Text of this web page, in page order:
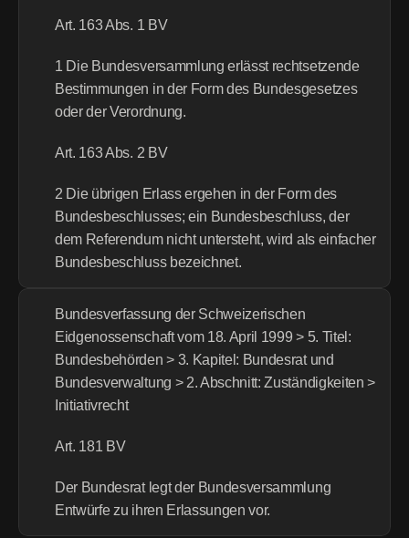
Art. 163 Abs. 1 BV
1 Die Bundesversammlung erlässt rechtsetzende
Bestimmungen in der Form des Bundesgesetzes
oder der Verordnung.
Art. 163 Abs. 2 BV
2 Die übrigen Erlass ergehen in der Form des
Bundesbeschlusses; ein Bundesbeschluss, der
dem Referendum nicht untersteht, wird als einfacher
Bundesbeschluss bezeichnet.
Bundesverfassung der Schweizerischen
Eidgenossenschaft vom 18. April 1999 > 5. Titel:
Bundesbehörden > 3. Kapitel: Bundesrat und
Bundesverwaltung > 2. Abschnitt: Zuständigkeiten >
Initiativrecht
Art. 181 BV
Der Bundesrat legt der Bundesversammlung
Entwürfe zu ihren Erlassungen vor.